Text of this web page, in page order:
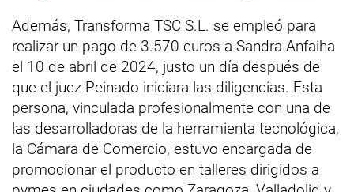
Además, Transforma TSC S.L. se empleó para
realizar un pago de 3.570 euros a Sandra Anfaiha
el 10 de abril de 2024, justo un día después de
que el juez Peinado iniciara las diligencias. Esta
persona, vinculada profesionalmente con una de
las desarrolladoras de la herramienta tecnológica,
la Cámara de Comercio, estuvo encargada de
promocionar el producto en talleres dirigidos a